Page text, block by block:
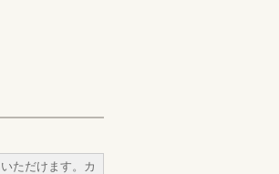
ただけます。カ